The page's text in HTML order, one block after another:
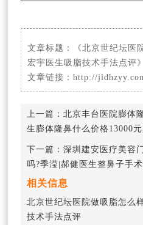
文章标题：
《北京世纪坛医
宏宇医生吸脂技术手法点评》
文章链接：http://
上一篇：北京丰台医院膨体
生膨体隆鼻什么价格13000元
下一篇：深圳建安医疗美容
吗?季滢|郝健医生整鼻子手
相关信息
北京世纪坛医院做吸脂怎么
技术手法点评